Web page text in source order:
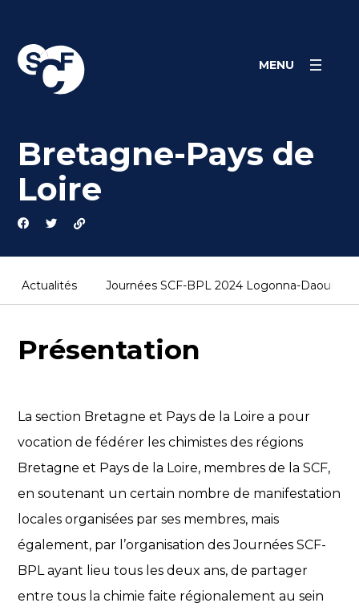
content
MENU
Bretagne-Pays de
Loire
Actualités Journées SCF-BPL 2024 Logonna-Daoulas
Présentation
La section Bretagne et Pays de la Loire a pour
vocation de fédérer les chimistes des régions
Bretagne et Pays de la Loire, membres de la SCF,
en soutenant un certain nombre de manifestation
locales organisées par ses membres, mais
également, par l’organisation des Journées SCF-
BPL ayant lieu tous les deux ans, de partager
entre tous la chimie faite régionalement au sein